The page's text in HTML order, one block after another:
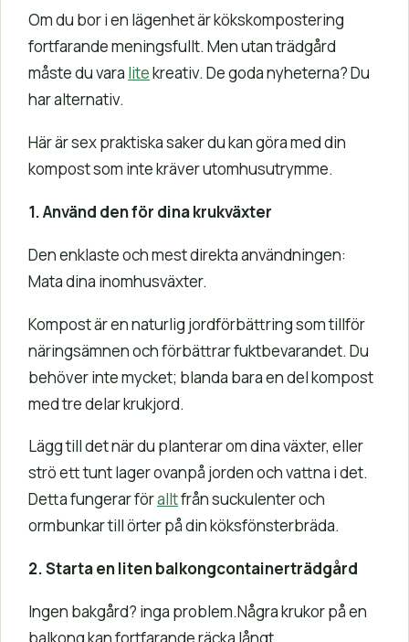
Om du bor i en lägenhet är kökskompostering
fortfarande meningsfullt. Men utan trädgård
måste du vara litekreativ. De goda nyheterna? Du
har alternativ.
Här är sex praktiska saker du kan göra med din
kompost som inte kräver utomhusutrymme.
1. Använd den för dina krukväxter
Den enklaste och mest direkta användningen:
Mata dina inomhusväxter.
Kompost är en naturlig jordförbättring som tillför
näringsämnen och förbättrar fuktbevarandet. Du
behöver inte mycket; blanda bara en del kompost
med tre delar krukjord.
Lägg till det när du planterar om dina växter, eller
strö ett tunt lager ovanpå jorden och vattna i det.
Detta fungerar föralltfrån suckulenter och
ormbunkar till örter på din köksfönsterbräda.
2. Starta en liten balkongcontainerträdgård
Ingen bakgård? inga problem.Några krukor på en